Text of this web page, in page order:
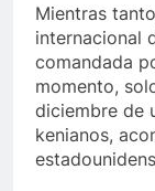
Mientras
internacional
comandada
momento,
diciembre de
kenianos,